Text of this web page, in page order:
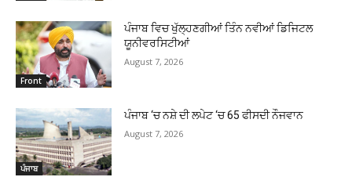
Front
ਪੰਜਾਬ ਵਿਚ ਖੁੱਲ੍ਹਣਗੀਆਂ ਤਿੰਨ ਨਵੀਆਂ ਡਿਜਿਟਲ
ਯੂਨੀਵਰਸਿਟੀਆਂ
August 7, 2026
ਪੰਜਾਬ
ਪੰਜਾਬ ‘ਚ ਨਸ਼ੇ ਦੀ ਲਪੇਟ ‘ਚ 65 ਫੀਸਦੀ ਨੌਜਵਾਨ
August 7, 2026